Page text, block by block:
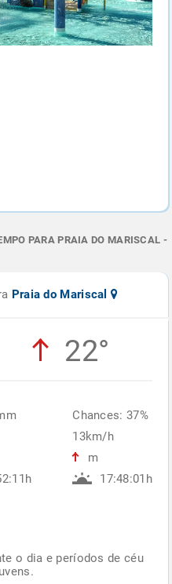
PARA PRAIA DO MARISCAL -
Praia do Mariscal
22°
Chances: 37%
13km/h
m
17:48:01h
o dia e períodos de céu